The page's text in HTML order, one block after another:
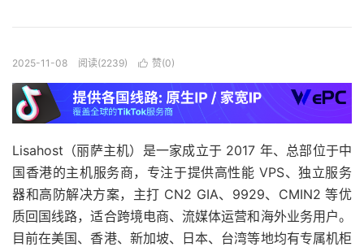
2025-11-08 阅读(2239)  赞(0)
Lisahost（丽萨主机）是一家成立于 2017 年、总部位于中
国香港的主机服务商，专注于提供高性能 VPS、独立服务
器和高防解决方案，主打 CN2 GIA、9929、CMIN2 等优
质回国线路，适合跨境电商、流媒体运营和海外业务用户。
目前在美国、香港、新加坡、日本、台湾等地均有专属机柜